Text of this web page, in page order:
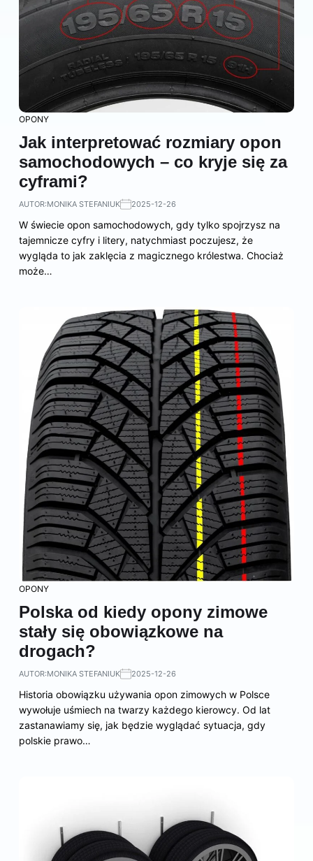
OPONY
Jak interpretować rozmiary opon
samochodowych – co kryje się za
cyframi?
AUTOR:MONIKA STEFANIUK 2025-12-26
W świecie opon samochodowych, gdy tylko spojrzysz na
tajemnicze cyfry i litery, natychmiast poczujesz, że
wygląda to jak zaklęcia z magicznego królestwa. Chociaż
może…
OPONY
Polska od kiedy opony zimowe
stały się obowiązkowe na
drogach?
AUTOR:MONIKA STEFANIUK 2025-12-26
Historia obowiązku używania opon zimowych w Polsce
wywołuje uśmiech na twarzy każdego kierowcy. Od lat
zastanawiamy się, jak będzie wyglądać sytuacja, gdy
polskie prawo…